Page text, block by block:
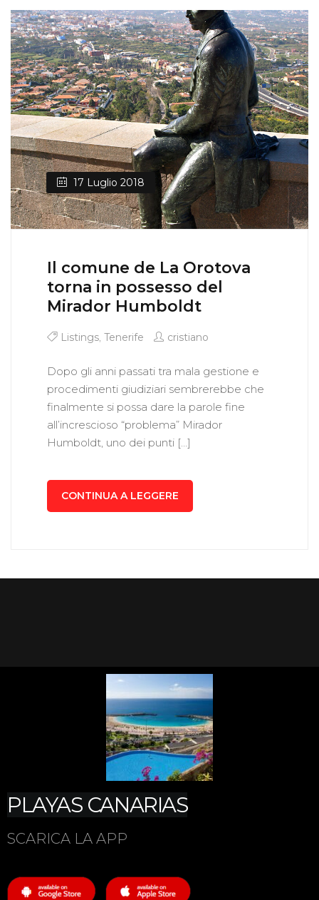
17 Luglio 2018
Il comune de La Orotova
torna in possesso del
Mirador Humboldt
Listings, Tenerife cristiano
Dopo gli anni passati tra mala gestione e
procedimenti giudiziari sembrerebbe che
finalmente si possa dare la parole fine
all’increscioso “problema” Mirador
Humboldt, uno dei punti […]
CONTINUA A LEGGERE
PLAYAS CANARIAS
SCARICA LA APP